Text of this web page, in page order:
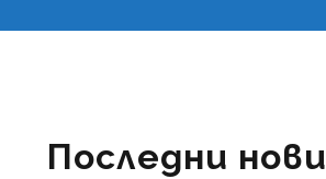
Последни